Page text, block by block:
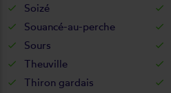
Soizé
Souancé-au-perche
Sours
Theuville
Thiron gardais